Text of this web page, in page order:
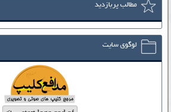
مطالب پربازدید
لوگوی سایت